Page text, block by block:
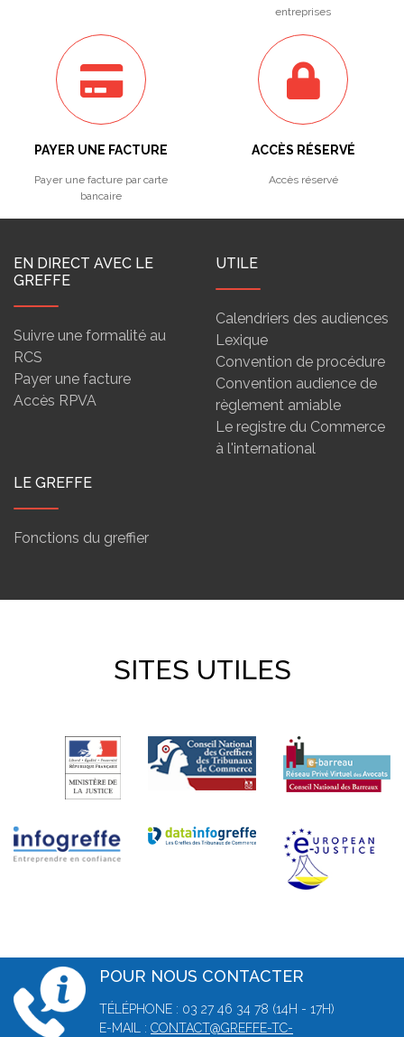
entreprises
PAYER UNE FACTURE
Payer une facture par carte
bancaire
ACCÈS RÉSERVÉ
Accès réservé
EN DIRECT AVEC LE
GREFFE
Suivre une formalité au
RCS
Payer une facture
Accès RPVA
UTILE
Calendriers des audiences
Lexique
Convention de procédure
Convention audience de
règlement amiable
Le registre du Commerce
à l'international
LE GREFFE
Fonctions du greffier
SITES UTILES
POUR NOUS CONTACTER
TÉLÉPHONE : 03 27 46 34 78 (14H - 17H)
E-MAIL : CONTACT@GREFFE-TC-